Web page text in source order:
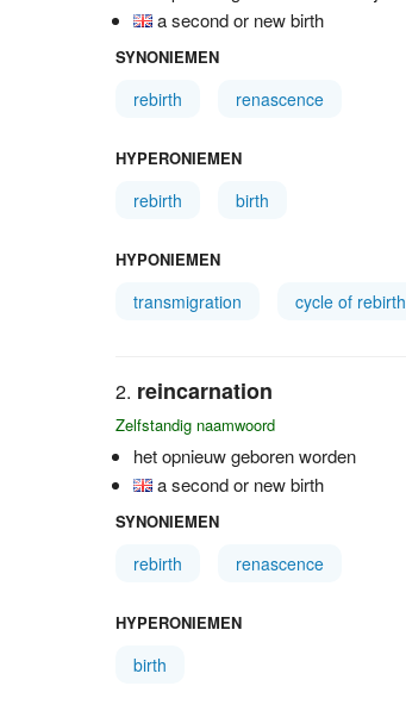
a second or new birth
SYNONIEMEN
rebirth renascence
HYPERONIEMEN
rebirth birth
HYPONIEMEN
transmigration cycle of rebirth
reincarnation
Zelfstandig naamwoord
het opnieuw geboren worden
a second or new birth
SYNONIEMEN
rebirth renascence
HYPERONIEMEN
birth